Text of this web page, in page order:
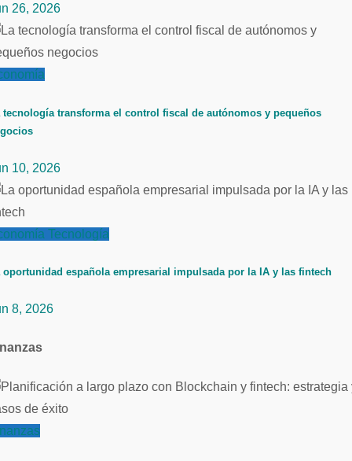
26, 2026
tecnología transforma el control fiscal de autónomos y pequeños
10, 2026
Tecnología
oportunidad española empresarial impulsada por la IA y las fintech
8, 2026